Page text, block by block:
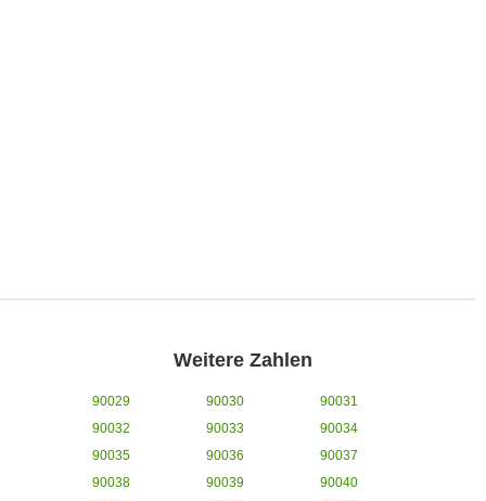
Weitere Zahlen
90029 90030
90031
90032
90033
90034
90035
90036
90037
90038
90039
90040